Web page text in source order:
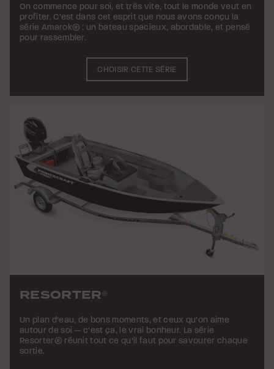
On commence pour soi, et très vite, tout le monde veut en
profiter. C’est dans cet esprit que nous avons conçu la
série Amarok® : un bateau spacieux, abordable, et pensé
pour rassembler.
CHOISIR CETTE SÉRIE
RESORTER ®
Un plan d’eau, de bons moments, et ceux qu’on aime
autour de soi — c’est ça, le vrai bonheur. La série
Resorter® réunit tout ce qu’il faut pour savourer chaque
sortie.